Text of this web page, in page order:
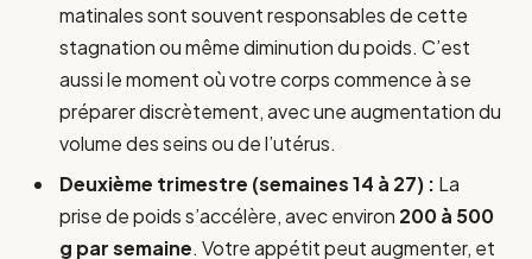
matinales sont souvent responsables de cette
stagnation ou même diminution du poids. C’est
aussi le moment où votre corps commence à se
préparer discrètement, avec une augmentation du
volume des seins ou de l’utérus.
Deuxième trimestre (semaines 14 à 27) : La
prise de poids s’accélère, avec environ 200 à 500
g par semaine. Votre appétit peut augmenter, et